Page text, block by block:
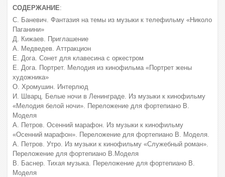
СОДЕРЖАНИЕ:
С. Баневич. Фантазия на темы из музыки к телефильму «Николо
Паганини»
Д. Кижаев. Приглашение
А. Медведев. Аттракцион
Е. Дога. Сонет для клавесина с оркестром
Е. Дога. Портрет. Мелодия из кинофильма «Портрет жены
художника»
О. Хромушин. Интерлюд
И. Шварц. Белые ночи в Ленинграде. Из музыки к кинофильму
«Мелодия белой ночи». Переложение для фортепиано В.
Моделя
А. Петров. Осенний марафон. Из музыки к кинофильму
«Осенний марафон». Переложение для фортепиано В. Моделя.
A. Петров. Утро. Из музыки к кинофильму «Служебный роман».
Переложение для фортепиано В.Моделя
B. Баснер. Тихая музыка. Переложение для фортепиано В.
Моделя